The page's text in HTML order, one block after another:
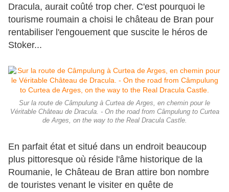
Dracula, aurait coûté trop cher. C'est pourquoi le
tourisme roumain a choisi le château de Bran pour
rentabiliser l'engouement que suscite le héros de
Stoker...
Sur la route de Câmpulung à Curtea de Arges, en chemin pour le
Véritable Château de Dracula. - On the road from Câmpulung to Curtea
de Arges, on the way to the Real Dracula Castle.
En parfait état et situé dans un endroit beaucoup
plus pittoresque où réside l'âme historique de la
Roumanie, le Château de Bran attire bon nombre
de touristes venant le visiter en quête de